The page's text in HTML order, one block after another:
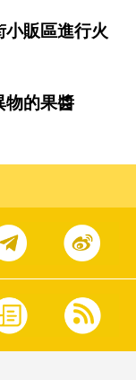
販區進行火
物的果醬